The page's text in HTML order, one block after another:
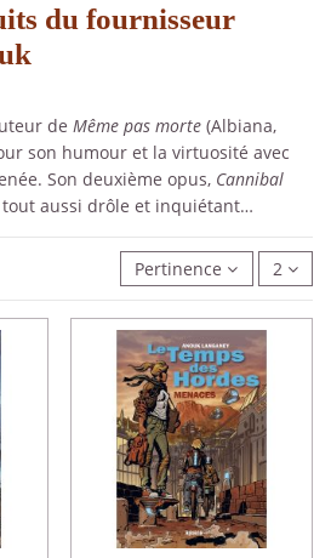
du fournisseur
de Même pas morte (Albiana,
son humour et la virtuosité avec
Son deuxième opus, Cannibal
tout aussi drôle et inquiétant…
Pertinence 2